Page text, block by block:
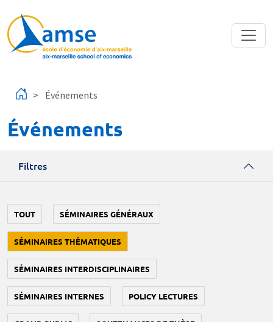
Événements
Événements
Filtres
TOUT SÉMINAIRES GÉNÉRAUX
SÉMINAIRES THÉMATIQUES
SÉMINAIRES INTERDISCIPLINAIRES
SÉMINAIRES INTERNES POLICY LECTURES